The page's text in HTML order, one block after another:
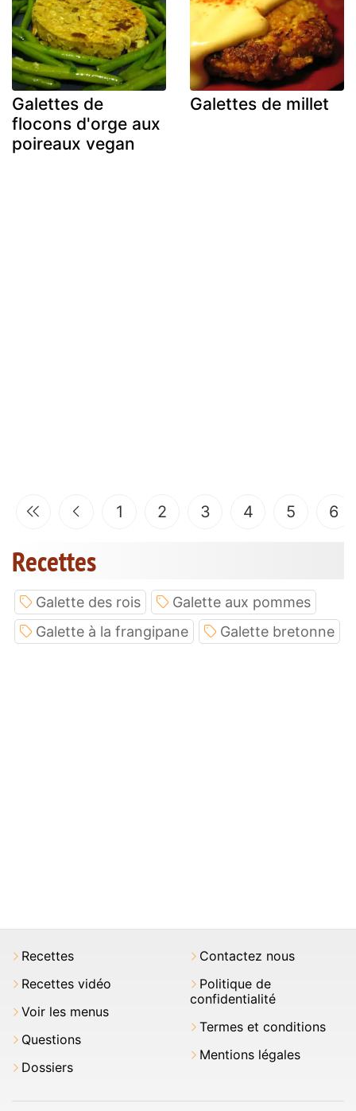
Galettes de
flocons d'orge aux
poireaux vegan
Galettes de millet
1 2 3 4 5 6
Recettes
Galette des rois
Galette aux pommes
Galette à la frangipane
Galette bretonne
Recettes
Recettes vidéo
Voir les menus
Questions
Dossiers
Contactez nous
Politique de
confidentialité
Termes et conditions
Mentions légales